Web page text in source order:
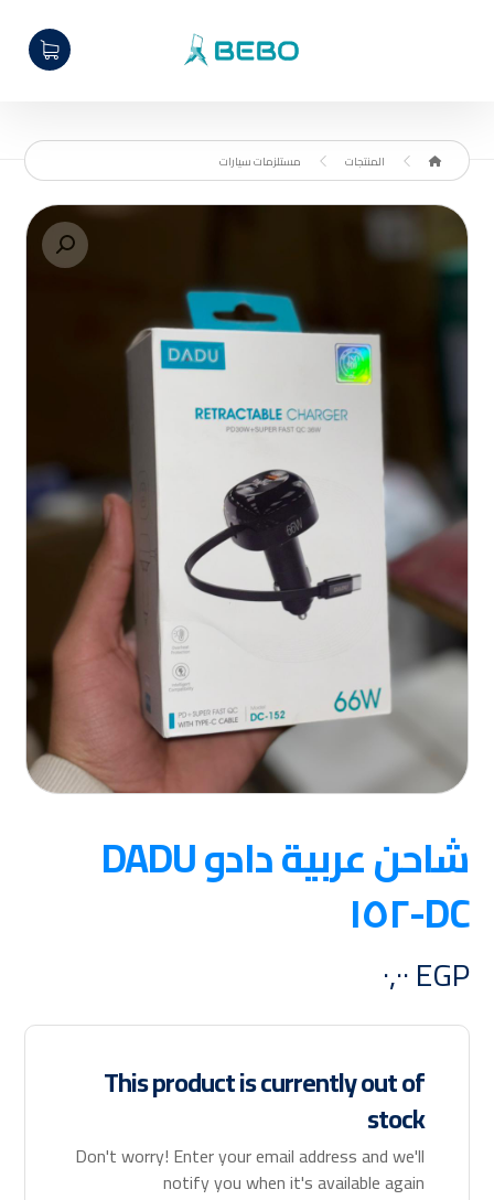
المنتجات مستلزمات سيارات
شاحن عربية دادو DADU
DC-١٥٢
EGP
This product is currently out of
stock
Don't worry! Enter your email address and we'll
notify you when it's available again